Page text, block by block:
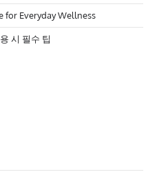
for Everyday Wellness
시 필수 팁